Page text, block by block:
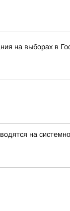
на выборах в
на